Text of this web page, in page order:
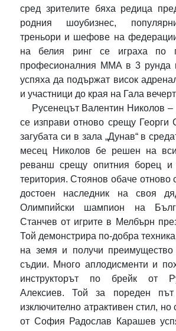
сред зрителите бяха редица
родния шоубизнес,
треньори и шефове на
на белия ринг се играха по
професионалния ММА в 3 рунда
успяха да подържат висок
и участници до края на Гала
Русенецът Валентин Николов –
се изправи отново срещу Георги
загубата си в зала „Дунав“ в
месец Николов бе решен на
реванш срещу опитния борец и
територия. Стоянов обаче отново
достоен наследник на своя
Олимпийски шампион на
Станчев от игрите в Мелбърн
Той демонстрира по-добра техника
на земя и получи
съдии. Много аплодисменти и
инструкторът по брейк от
Алексиев. Той за пореден път
изключително атрактивен стил,
от София Радослав Карашев